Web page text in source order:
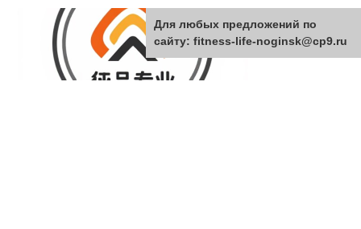
Для любых предложений по
сайту: fitness-life-noginsk@cp9.ru